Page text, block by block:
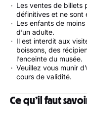
Les ventes de billets
définitives et ne sont
Les enfants de
d’un adulte.
Il est interdit aux
boissons, des
l’enceinte du musée.
Veuillez vous munir
cours de validité.
Ce qu’il faut